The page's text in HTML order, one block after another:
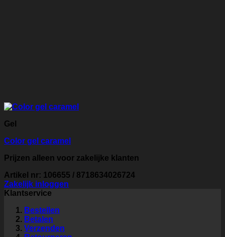
Gel
Color gel caramel
Prijzen alleen voor zakelijke klanten
Artikel nr: 106655 / 8718634026724
Zakelijk inloggen
Klantservice
Bestellen
Betalen
Verzenden